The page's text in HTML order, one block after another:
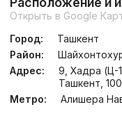
Открыть в Google
Город:
Ташкент
Район:
Адрес:
9, Хадра (Ц-
Ташкент,
Метро:
Алишера